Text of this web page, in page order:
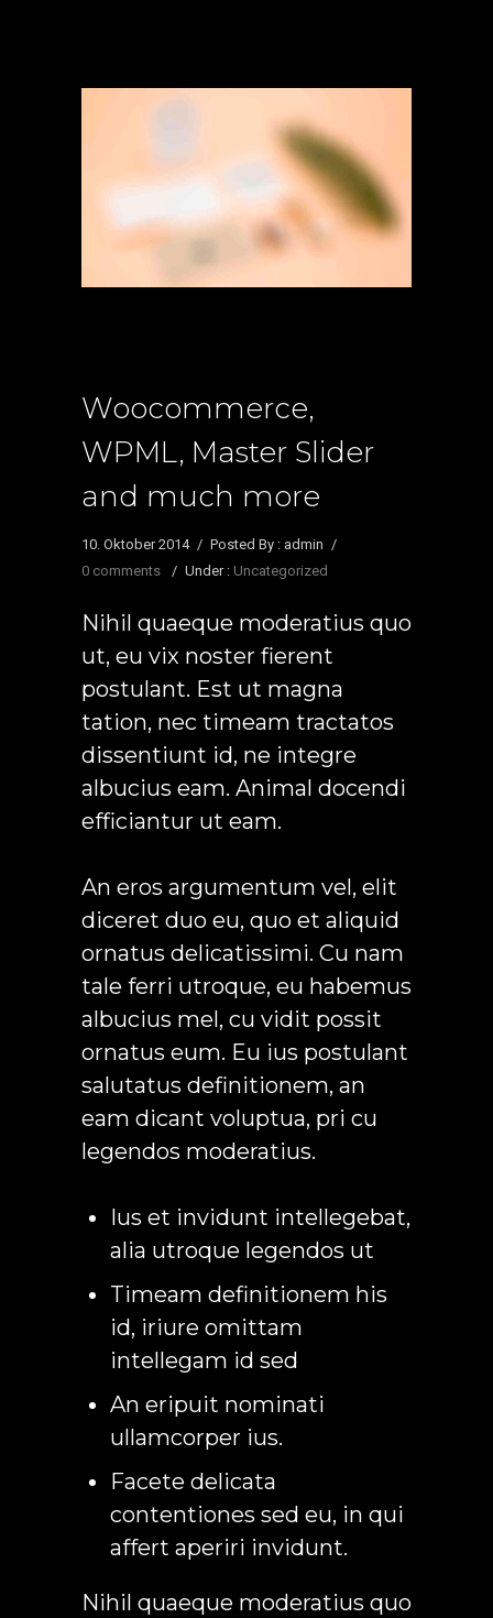
Woocommerce,
WPML, Master Slider
and much more
10. Oktober 2014 / Posted By : admin /
0 comments
/ Under : Uncategorized
Nihil quaeque moderatius quo
ut, eu vix noster fierent
postulant. Est ut magna
tation, nec timeam tractatos
dissentiunt id, ne integre
albucius eam. Animal docendi
efficiantur ut eam.
An eros argumentum vel, elit
diceret duo eu, quo et aliquid
ornatus delicatissimi. Cu nam
tale ferri utroque, eu habemus
albucius mel, cu vidit possit
ornatus eum. Eu ius postulant
salutatus definitionem, an
eam dicant voluptua, pri cu
legendos moderatius.
Ius et invidunt intellegebat,
alia utroque legendos ut
Timeam definitionem his
id, iriure omittam
intellegam id sed
An eripuit nominati
ullamcorper ius.
Facete delicata
contentiones sed eu, in qui
affert aperiri invidunt.
Nihil quaeque moderatius quo